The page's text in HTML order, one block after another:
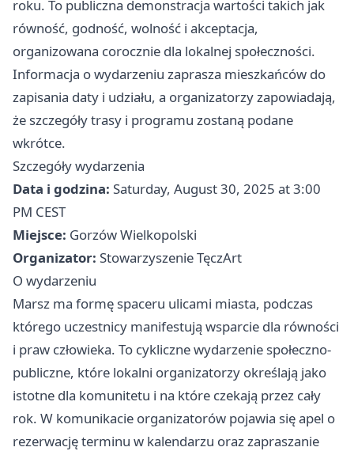
roku. To publiczna demonstracja wartości takich jak
równość, godność, wolność i akceptacja,
organizowana corocznie dla lokalnej społeczności.
Informacja o wydarzeniu zaprasza mieszkańców do
zapisania daty i udziału, a organizatorzy zapowiadają,
że szczegóły trasy i programu zostaną podane
wkrótce.
Szczegóły wydarzenia
Data i godzina: Saturday, August 30, 2025 at 3:00
PM CEST
Miejsce: Gorzów Wielkopolski
Organizator: Stowarzyszenie TęczArt
O wydarzeniu
Marsz ma formę spaceru ulicami miasta, podczas
którego uczestnicy manifestują wsparcie dla równości
i praw człowieka. To cykliczne wydarzenie społeczno-
publiczne, które lokalni organizatorzy określają jako
istotne dla komunitetu i na które czekają przez cały
rok. W komunikacie organizatorów pojawia się apel o
rezerwację terminu w kalendarzu oraz zapraszanie